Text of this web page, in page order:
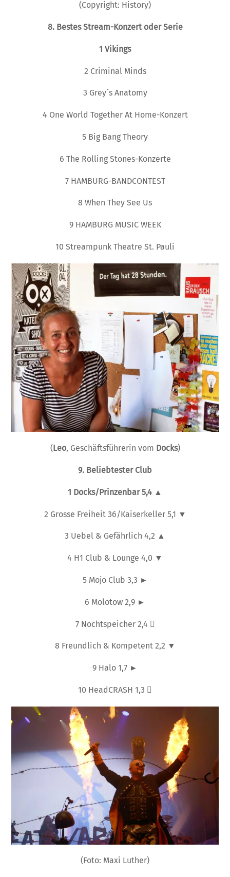
(Copyright: History)
8. Bestes Stream-Konzert oder Serie
1 Vikings
2 Criminal Minds
3 Grey´s Anatomy
4 One World Together At Home-Konzert
5 Big Bang Theory
6 The Rolling Stones-Konzerte
7 HAMBURG-BANDCONTEST
8 When They See Us
9 HAMBURG MUSIC WEEK
10 Streampunk Theatre St. Pauli
(Leo, Geschäftsführerin vom Docks)
9. Beliebtester Club
1 Docks/Prinzenbar 5,4 ▲
2 Grosse Freiheit 36/Kaiserkeller 5,1 ▼
3 Uebel & Gefährlich 4,2 ▲
4 H1 Club & Lounge 4,0 ▼
5 Mojo Club 3,3 ►
6 Molotow 2,9 ►
7 Nochtspeicher 2,4 
8 Freundlich & Kompetent 2,2 ▼
9 Halo 1,7 ►
10 HeadCRASH 1,3 
(Foto: Maxi Luther)